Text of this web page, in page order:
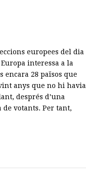
europees del dia
interessa a la
encara 28 països que
anys que no hi havia
després d’una
votants. Per tant,